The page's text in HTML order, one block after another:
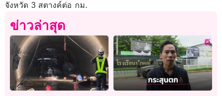
จังหวัด 3 สตางค์ต่อ กม.
ข่าวล่าสุด